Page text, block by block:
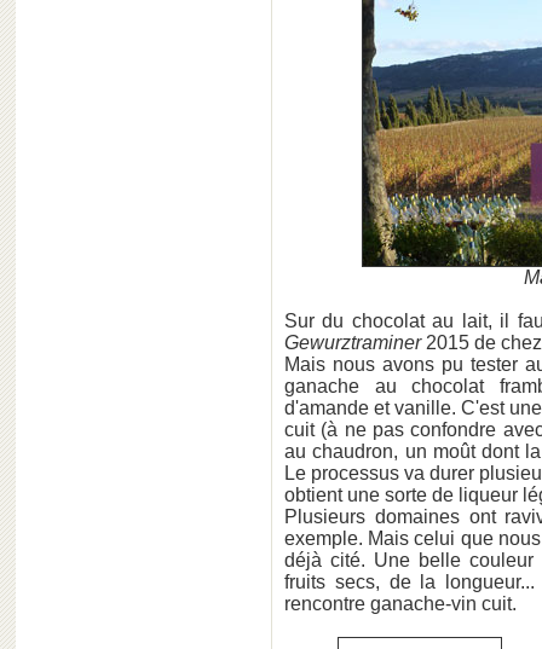
Sur du chocolat au lait, il
Gewurztraminer2015 de
Mais nous avons pu tester
ganache au chocolat
d'amande et vanille. C'est
cuit (à ne pas confondre
au chaudron, un moût dont
Le processus va durer
obtient une sorte de liqueur
Plusieurs domaines ont
exemple. Mais celui que
déjà cité. Une belle
fruits secs, de la
rencontre ganache-vin cuit.